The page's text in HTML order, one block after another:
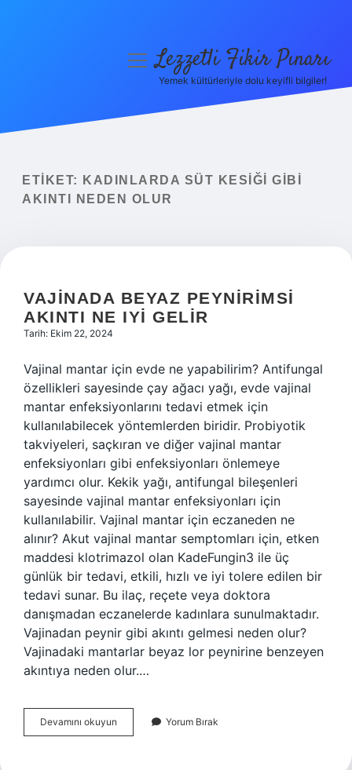
Yasal Uyarı
menüyüLezzetli Fikir Pınarı
Yemek kültürleriyle dolu keyifli bilgiler!
ETIKET:
KADINLARDA SÜT KESIĞI GIBI
AKINTI NEDEN OLUR
VAJINADA BEYAZ PEYNIRIMSI
AKINTI NE IYI GELIR
Tarih: Ekim 22, 2024
Vajinal mantar için evde ne yapabilirim? Antifungal
özellikleri sayesinde çay ağacı yağı, evde vajinal
mantar enfeksiyonlarını tedavi etmek için
kullanılabilecek yöntemlerden biridir. Probiyotik
takviyeleri, saçkıran ve diğer vajinal mantar
enfeksiyonları gibi enfeksiyonları önlemeye
yardımcı olur. Kekik yağı, antifungal bileşenleri
sayesinde vajinal mantar enfeksiyonları için
kullanılabilir. Vajinal mantar için eczaneden ne
alınır? Akut vajinal mantar semptomları için, etken
maddesi klotrimazol olan KadeFungin3 ile üç
günlük bir tedavi, etkili, hızlı ve iyi tolere edilen bir
tedavi sunar. Bu ilaç, reçete veya doktora
danışmadan eczanelerde kadınlara sunulmaktadır.
Vajinadan peynir gibi akıntı gelmesi neden olur?
Vajinadaki mantarlar beyaz lor peynirine benzeyen
akıntıya neden olur.…
Devamını okuyun Vajinada
Beyaz
Yorum Bırak